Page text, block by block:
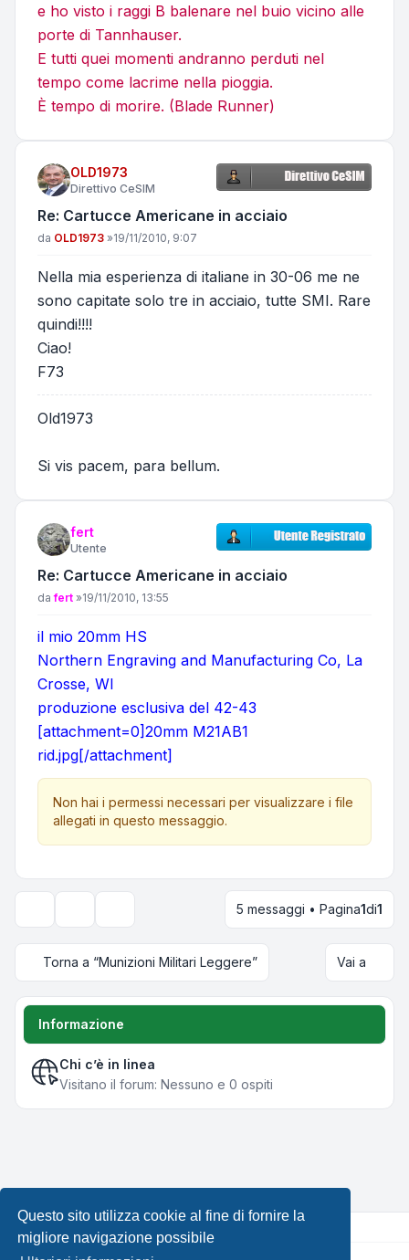
Questo sito utilizza cookie al fine di fornire la
migliore navigazione possibile
e ho visto i raggi B balenare nel buio vicino alle
porte di Tannhauser.
E tutti quei momenti andranno perduti nel
tempo come lacrime nella pioggia.
È tempo di morire. (Blade Runner)
OLD1973
Direttivo CeSIM
Re: Cartucce Americane in acciaio
Messaggio
da OLD1973 »19/11/2010, 9:07
Nella mia esperienza di italiane in 30-06 me ne
sono capitate solo tre in acciaio, tutte SMI. Rare
quindi!!!!
Ciao!
F73
Old1973
Si vis pacem, para bellum.
fert
Utente
Re: Cartucce Americane in acciaio
Messaggio
dafert »19/11/2010, 13:55
il mio 20mm HS
Northern Engraving and Manufacturing Co, La
Crosse, WI
produzione esclusiva del 42-43
[attachment=0]20mm M21AB1
rid.jpg[/attachment]
Non hai i permessi necessari per visualizzare i file
allegati in questo messaggio.
Opzioni di visualizzazione e ordinamento
5 messaggi • Pagina1di1
Torna a “Munizioni Militari Leggere” Vai a
Informazione
Chi c’è in linea
Visitano il forum: Nessuno e 0 ospiti